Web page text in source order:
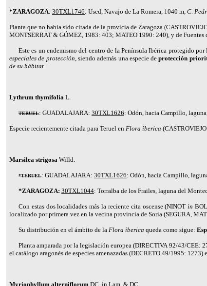
*ZARAGOZA: 30TXL1746: Used, Navajo de La Romera, 1040 m, C.
Planta que no había sido citada de la provicia de Zaragoza (
MONTSERRAT & GÓMEZ, 1983: 403; MATEO 1990: 240), y de
Este es un endemismo del centro de la Península Ibérica protegido
especiales de protección, siendo además una especie deprotección
de su hábitat.
Lythrum thymifolia L.
TERUEL: GUADALAJARA: 30TXL1626: Odón, hacia Campillo,
Especie recientemente citada para Teruel en Flora iberica (CASTROVIEJO
Marsilea strigosa Willd.
*TERUEL: GUADALAJARA: 30TXL1626: Odón, hacia Campillo,
*ZARAGOZA: 30TXL1044: Torralba de los Frailes, laguna del
Con estas dos localidades más la reciente cita oscense (NINOT in
localizado por primera vez en la vecina provincia de Soria (SEGURA,
Su distribución en el ámbito de la Flora iberica queda como sigue:
Planta amparada por la legislación europea (DIRECTIVA 92/43/CEE:
el catálogo aragonés de especies amenazadas (DECRETO 49/1995: 1273)
Myriophyllum alterniflorum DC. in Lam. & DC.